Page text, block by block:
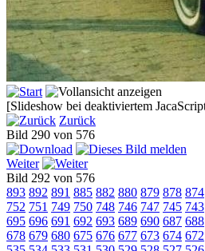
[Slideshow bei deaktiviertem
Zurück
Bild 290 von 576
Weiter
Bild 292 von 576
893 892 891 885 882 880 879 878 874
752 751 749 750 748 746 747 745 743
695 696 691 692 693 689 690 687 688
678 679 680 675 676 677 673 674 672